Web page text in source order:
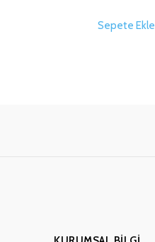
Sepete Ekle